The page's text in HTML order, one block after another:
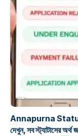
প্রকল্প
Annapurna Status
দেখুন, সব স্ট্যাটাসের অর্থ